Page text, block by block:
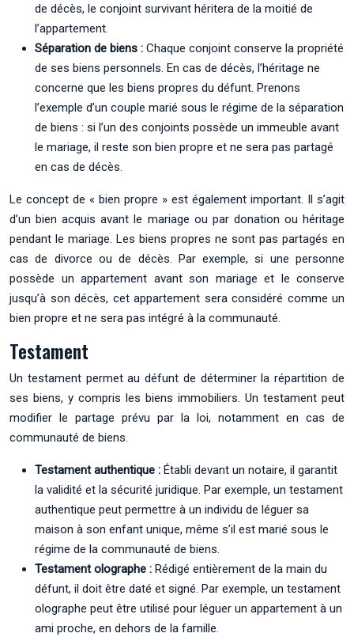
de décès, le conjoint survivant héritera de la moitié de
l’appartement.
Séparation de biens : Chaque conjoint conserve la propriété
de ses biens personnels. En cas de décès, l’héritage ne
concerne que les biens propres du défunt. Prenons
l’exemple d’un couple marié sous le régime de la séparation
de biens : si l’un des conjoints possède un immeuble avant
le mariage, il reste son bien propre et ne sera pas partagé
en cas de décès.
Le concept de « bien propre » est également important. Il s’agit
d’un bien acquis avant le mariage ou par donation ou héritage
pendant le mariage. Les biens propres ne sont pas partagés en
cas de divorce ou de décès. Par exemple, si une personne
possède un appartement avant son mariage et le conserve
jusqu’à son décès, cet appartement sera considéré comme un
bien propre et ne sera pas intégré à la communauté.
Testament
Un testament permet au défunt de déterminer la répartition de
ses biens, y compris les biens immobiliers. Un testament peut
modifier le partage prévu par la loi, notamment en cas de
communauté de biens.
Testament authentique : Établi devant un notaire, il garantit
la validité et la sécurité juridique. Par exemple, un testament
authentique peut permettre à un individu de léguer sa
maison à son enfant unique, même s’il est marié sous le
régime de la communauté de biens.
Testament olographe : Rédigé entièrement de la main du
défunt, il doit être daté et signé. Par exemple, un testament
olographe peut être utilisé pour léguer un appartement à un
ami proche, en dehors de la famille.